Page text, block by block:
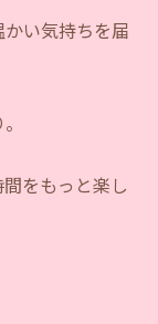
い気持ちを届
をもっと楽し